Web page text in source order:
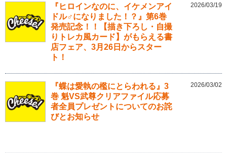
『ヒロインなのに、イケメンアイ
ドル♂になりました！？』第6巻
発売記念！！【描き下ろし・自撮
りトレカ風カード】がもらえる書
店フェア、3月26日からスター
ト！
2026/03/19
『蝶は愛執の檻にとらわれる』3
巻 魁VS武尊クリアファイル応募
者全員プレゼントについてのお詫
びとお知らせ
2026/03/02